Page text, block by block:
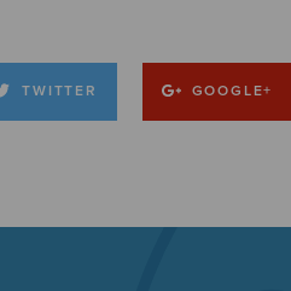
TWITTER GOOGLE+